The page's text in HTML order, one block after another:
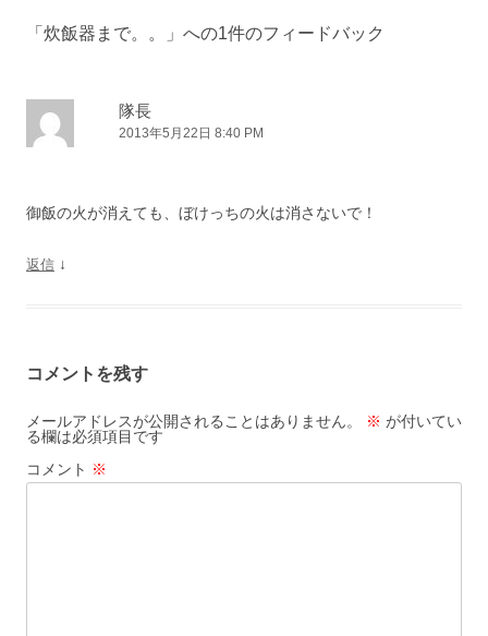
シ
「 炊飯器まで。。 」への1件のフィードバック
隊長
2013年5月22日 8:40 PM
御飯の火が消えても、ぼけっちの火は消さないで！
返信 ↓
コメントを残す
メールアドレスが公開されることはありません。 ※ が付いてい
る欄は必須項目です
コメント ※